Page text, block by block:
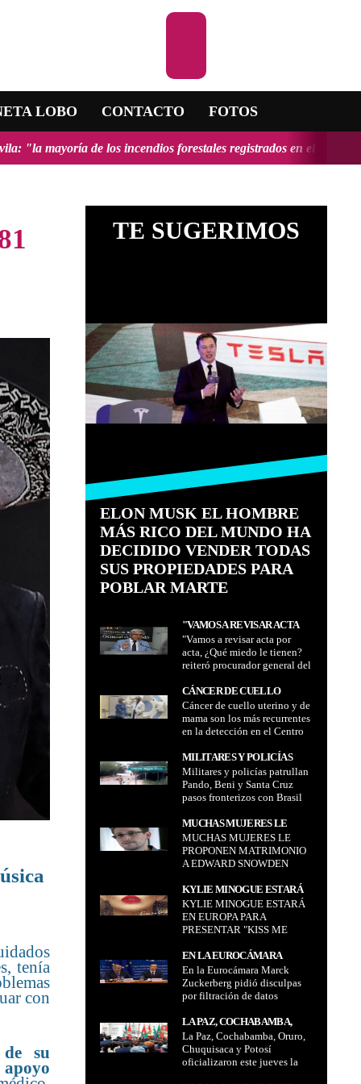
LOBO CONTACTO FOTOS
forestales registrados en el país fueron provocados y
tenía
con
su
TE SUGERIMOS
ELON MUSK EL HOMBRE
MÁS RICO DEL MUNDO HA
DECIDIDO VENDER TODAS
SUS PROPIEDADES PARA
POBLAR MARTE
"VAMOS A REVISAR ACTA
POR ACTA, ¿QUÉ MIEDO LE
TIENEN? REITERÓ
PROCURADOR GENERAL
DEL ESTADO WILFREDO
CHÁVEZ
"Vamos a revisar acta por
acta, ¿Qué miedo le tienen?
reiteró procurador general del
CÁNCER DE CUELLO
UTERINO Y DE MAMA SON
LOS MÁS RECURRENTES
EN LA DETECCIÓN EN EL
CENTRO DE MEDICINA
NUCLEAR
Cáncer de cuello uterino y de
mama son los más recurrentes
en la detección en el Centro
MILITARES Y POLICÍAS
PATRULLAN PANDO, BENI Y
SANTA CRUZ PASOS
FRONTERIZOS CON BRASIL
Militares y policías patrullan
Pando, Beni y Santa Cruz
pasos fronterizos con Brasil
MUCHAS MUJERES LE
PROPONEN MATRIMONIO A
EDWARD SNOWDEN
MUCHAS MUJERES LE
PROPONEN MATRIMONIO
A EDWARD SNOWDEN
KYLIE MINOGUE ESTARÁ
EN EUROPA PARA
PRESENTAR "KISS ME
ONCE" EL MES DE
KYLIE MINOGUE ESTARÁ
EN EUROPA PARA
PRESENTAR "KISS ME
OCTUBRE
EN LA EUROCÁMARA
MARCK ZUCKERBERG
PIDIÓ DISCULPAS POR
FILTRACIÓN DE DATOS
En la Eurocámara Marck
Zuckerberg pidió disculpas
por filtración de datos
LA PAZ, COCHABAMBA,
ORURO, CHUQUISACA Y
POTOSÍ OFICIALIZARON
ESTE JUEVES LA
La Paz, Cochabamba, Oruro,
Chuquisaca y Potosí
oficializaron este jueves la